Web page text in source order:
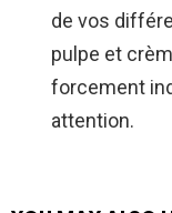
de vos
pulpe et
forcement
attention.